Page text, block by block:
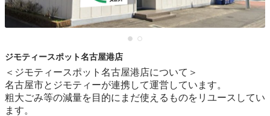
ジモティースポット名古屋港店
＜ジモティースポット名古屋港店について＞
名古屋市とジモティーが連携して運営しています。
粗⼤ごみ等の減量を⽬的にまだ使えるものをリユースしてい
ます。